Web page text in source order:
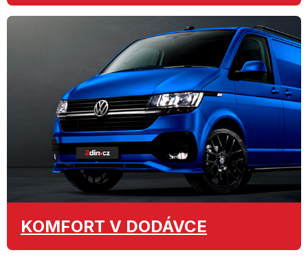
KOMFORT V DODÁVCE